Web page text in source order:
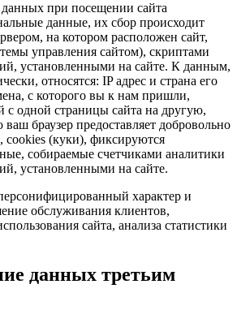
при посещении сайта
данные, их сбор происходит
на котором расположен сайт,
управления сайтом), скриптами
установленными на сайте. К данным,
относятся: IP адрес и страна его
с которого вы к нам пришли,
с одной страницы сайта на другую,
браузер предоставляет добровольно
cookies (куки), фиксируются
собираемые счетчиками аналитики
установленными на сайте.
характер и
обслуживания клиентов,
сайта, анализа статистики
данных третьим